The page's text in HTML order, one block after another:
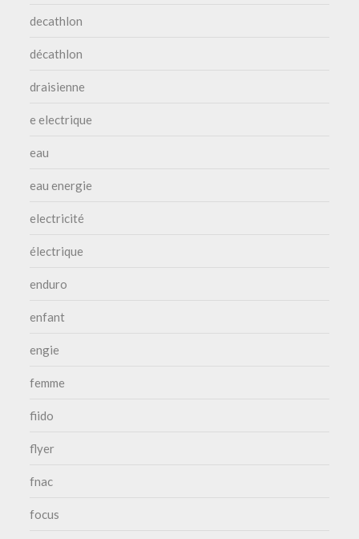
decathlon
décathlon
draisienne
e electrique
eau
eau energie
electricité
électrique
enduro
enfant
engie
femme
fiido
flyer
fnac
focus